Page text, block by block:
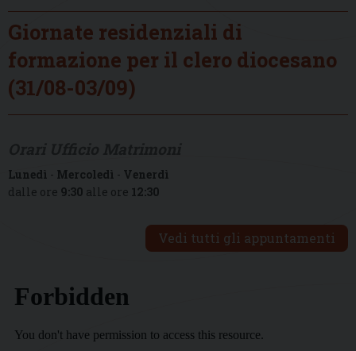
Giornate residenziali di
formazione per il clero diocesano
(31/08-03/09)
Lunedì - Mercoledì - Venerdì
dalle ore 9:30 alle ore 12:30
Vedi tutti gli appuntamenti